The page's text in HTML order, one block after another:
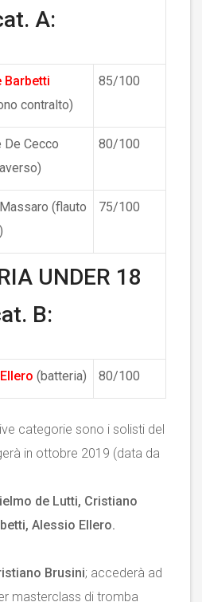
A:
Barbetti
contralto)
85/100
De Cecco
80/100
(flauto
75/100
UNDER 18
B:
(batteria) 80/100
categorie sono i solisti del
in ottobre 2019 (data da
de Lutti, Cristiano
Alessio Ellero.
Brusini; accederà ad
masterclass di tromba